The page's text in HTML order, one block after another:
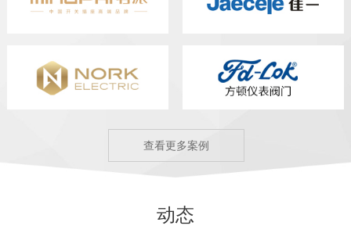
查看更多案例
动态